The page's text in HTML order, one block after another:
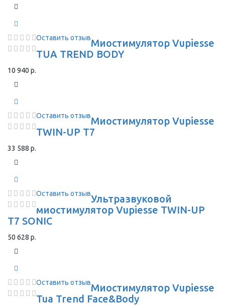
Оставить отзывМиостимулятор Vupiesse
TUA TREND BODY
10 940 р.
Оставить отзывМиостимулятор Vupiesse
TWIN-UP T7
33 588 р.
Оставить отзывУльтразвуковой
миостимулятор Vupiesse TWIN-UP
T7 SONIC
50 628 р.
Оставить отзывМиостимулятор Vupiesse
Tua Trend Face&Body